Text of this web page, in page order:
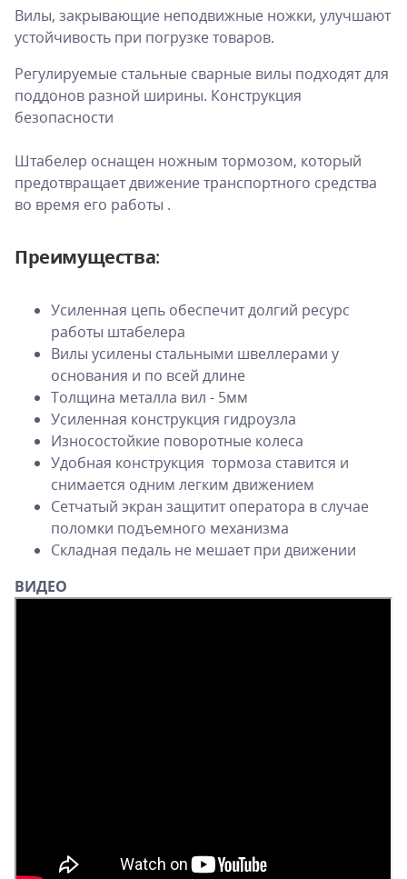
Вилы, закрывающие неподвижные ножки, улучшают
устойчивость при погрузке товаров.
Регулируемые стальные сварные вилы подходят для
поддонов разной ширины. Конструкция
безопасности
Штабелер оснащен ножным тормозом, который
предотвращает движение транспортного средства
во время его работы .
Преимущества:
Усиленная цепь обеспечит долгий ресурс
работы штабелера
Вилы усилены стальными швеллерами у
основания и по всей длине
Толщина металла вил - 5мм
Усиленная конструкция гидроузла
Износостойкие поворотные колеса
Удобная конструкция тормоза ставится и
снимается одним легким движением
Сетчатый экран защитит оператора в случае
поломки подъемного механизма
Складная педаль не мешает при движении
ВИДЕО